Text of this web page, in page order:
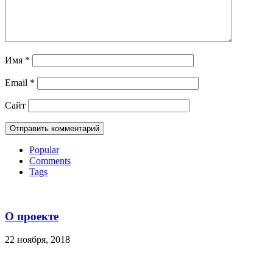
Имя *
Email *
Сайт
Popular
Comments
Tags
О проекте
22 ноября, 2018